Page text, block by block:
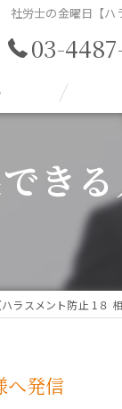
社労士の金曜日【ハ
03-
き
ラスメント防止 1８
へ発信